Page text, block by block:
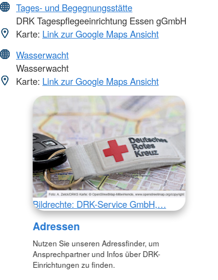
Tages- und Begegnungsstätte
DRK Tagespflegeeinrichtung Essen gGmbH
Karte: Link zur Google Maps Ansicht
Wasserwacht
Wasserwacht
Karte: Link zur Google Maps Ansicht
Bildrechte: DRK-Service GmbH,…
Adressen
Nutzen Sie unseren Adressfinder, um
Ansprechpartner und Infos über DRK-
Einrichtungen zu finden.